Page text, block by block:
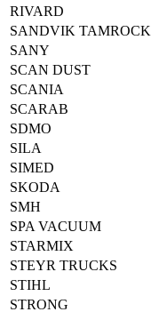
RIVARD
SANDVIK TAMROCK
SANY
SCAN DUST
SCANIA
SCARAB
SDMO
SILA
SIMED
SKODA
SMH
SPA VACUUM
STARMIX
STEYR TRUCKS
STIHL
STRONG